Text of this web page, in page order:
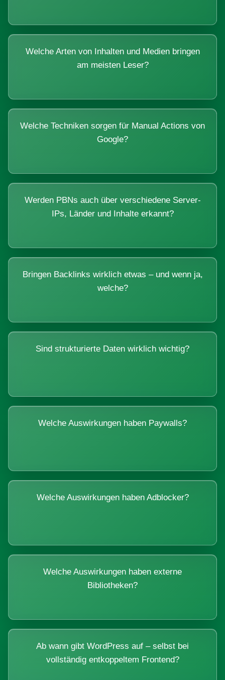
Welche Arten von Inhalten und Medien bringen
am meisten Leser?
Welche Techniken sorgen für Manual Actions von
Google?
Werden PBNs auch über verschiedene Server-
IPs, Länder und Inhalte erkannt?
Bringen Backlinks wirklich etwas – und wenn ja,
welche?
Sind strukturierte Daten wirklich wichtig?
Welche Auswirkungen haben Paywalls?
Welche Auswirkungen haben Adblocker?
Welche Auswirkungen haben externe
Bibliotheken?
Ab wann gibt WordPress auf – selbst bei
vollständig entkoppeltem Frontend?